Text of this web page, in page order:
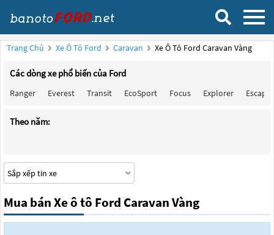
Trang Chủ Xe Ô Tô Ford Caravan Xe Ô Tô Ford Caravan Vàng
Các dòng xe phổ biến của Ford
Ranger Everest Transit EcoSport Focus Explorer Escape
Theo năm:
Mua bán Xe ô tô Ford Caravan Vàng